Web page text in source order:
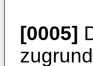
[0005]